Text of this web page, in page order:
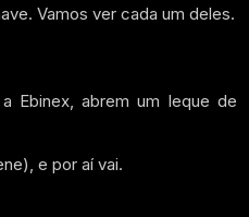
Vamos ver cada um deles.
Ebinex, abrem um leque de
e por aí vai.